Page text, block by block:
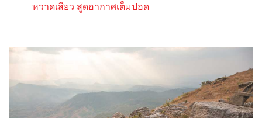
หวาดเสียว สูดอากาศเต็มปอด